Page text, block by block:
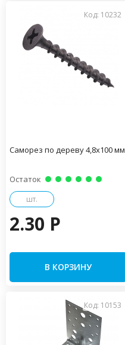
Код: 10232
Саморез по дереву 4,8х100 мм
Остаток
шт.
2.30 P
В КОРЗИНУ
Код: 10153